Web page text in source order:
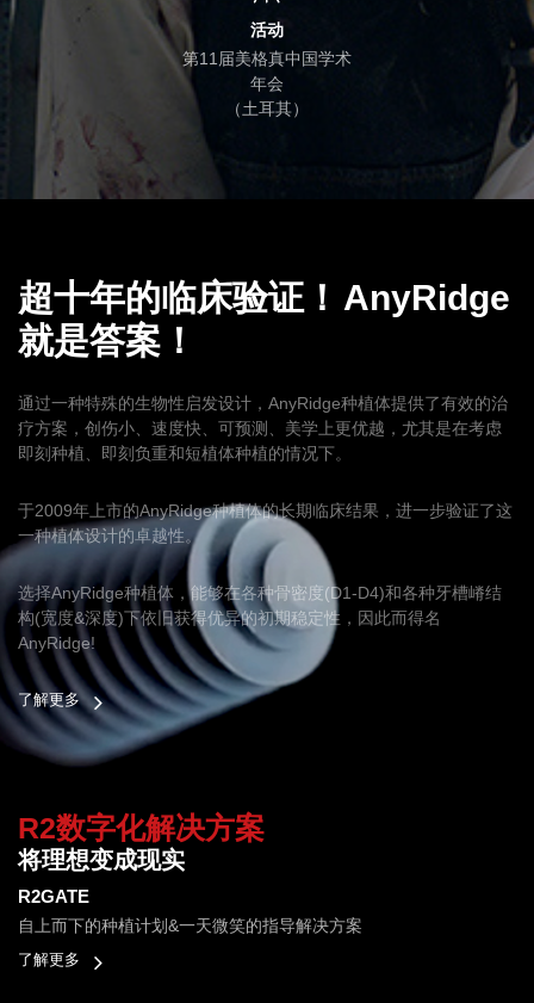
活动
第11届美格真中国学术
年会
（土耳其）
超十年的临床验证！ AnyRidge
就是答案！
通过一种特殊的生物性启发设计，AnyRidge种植体提供了有效的治
疗方案，创伤小、速度快、可预测、美学上更优越，尤其是在考虑
即刻种植、即刻负重和短植体种植的情况下。
于2009年上市的AnyRidge种植体的长期临床结果，进一步验证了这
一种植体设计的卓越性。
选择AnyRidge种植体，能够在各种骨密度(D1-D4)和各种牙槽嵴结
构(宽度&深度)下依旧获得优异的初期稳定性，因此而得名
AnyRidge!
了解更多
R2数字化解决方案
将理想变成现实
R2GATE
自上而下的种植计划&一天微笑的指导解决方案
了解更多